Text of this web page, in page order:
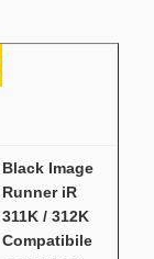
Black Image
Runner iR
311K / 312K
Compatibile